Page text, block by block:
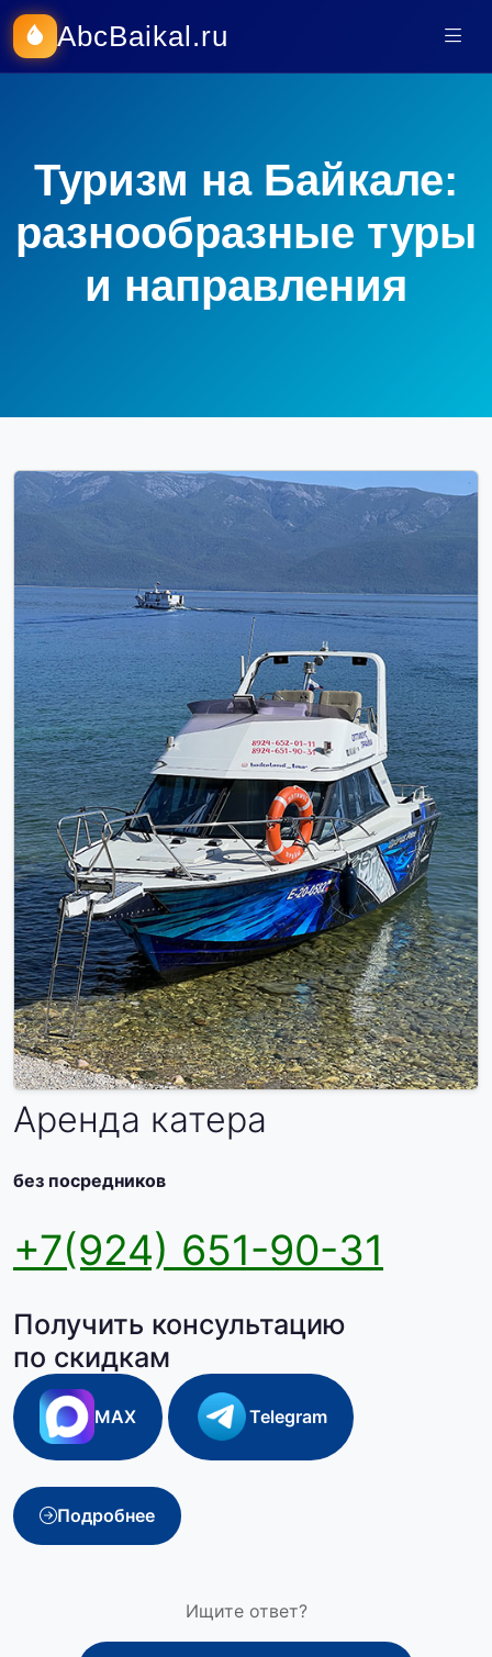
AbcBaikal.ru
Туризм на Байкале:
разнообразные туры
и направления
Аренда катера
без посредников
+7(924) 651-90-31
Получить консультацию
по скидкам
MAX Telegram
Подробнее
Ищите ответ?